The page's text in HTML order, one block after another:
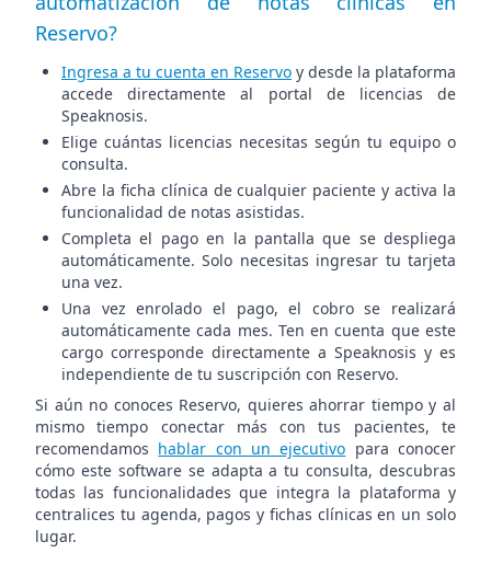
Reservo?
Ingresa a tu cuenta en Reservo y desde la plataforma
accede directamente al portal de licencias de
Speaknosis.
Elige cuántas licencias necesitas según tu equipo o
consulta.
Abre la ficha clínica de cualquier paciente y activa la
funcionalidad de notas asistidas.
Completa el pago en la pantalla que se despliega
automáticamente. Solo necesitas ingresar tu tarjeta
una vez.
Una vez enrolado el pago, el cobro se realizará
automáticamente cada mes. Ten en cuenta que este
cargo corresponde directamente a Speaknosis y es
independiente de tu suscripción con Reservo.
Si aún no conoces Reservo, quieres ahorrar tiempo y al
mismo tiempo conectar más con tus pacientes, te
recomendamos hablar con un ejecutivo para conocer
cómo este software se adapta a tu consulta, descubras
todas las funcionalidades que integra la plataforma y
centralices tu agenda, pagos y fichas clínicas en un solo
lugar.